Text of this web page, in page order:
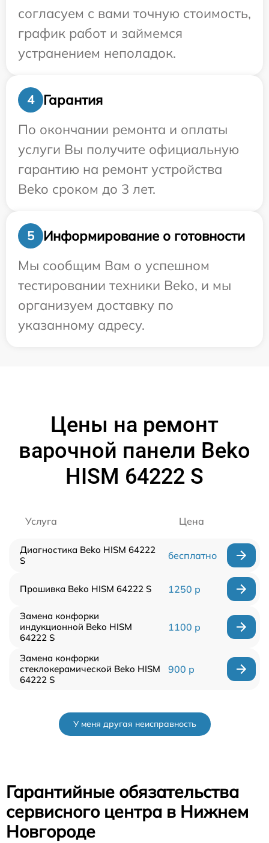
согласуем с вами точную стоимость,
график работ и займемся
устранением неполадок.
4
Гарантия
По окончании ремонта и оплаты
услуги Вы получите официальную
гарантию на ремонт устройства
Beko сроком до 3 лет.
5
Информирование о готовности
Мы сообщим Вам о успешном
тестировании техники Beko, и мы
организуем доставку по
указанному адресу.
Цены на ремонт
варочной панели Beko
HISM 64222 S
Услуга Цена
Диагностика Beko HISM 64222
S
бесплатно
Прошивка Beko HISM 64222 S 1250 р
Замена конфорки
индукционной Beko HISM
64222 S
1100 р
Замена конфорки
стеклокерамической Beko HISM
64222 S
900 р
У меня другая неисправность
Гарантийные обязательства
сервисного центра в Нижнем
Новгороде